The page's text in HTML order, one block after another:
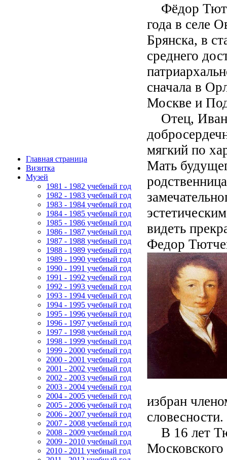
Главная страница
Визитка
Музей
1981 - 1982 учебный год
1982 - 1983 учебный год
1983 - 1984 учебный год
1984 - 1985 учебный год
1985 - 1986 учебный год
1986 - 1987 учебный год
1987 - 1988 учебный год
1988 - 1989 учебный год
1989 - 1990 учебный год
1990 - 1991 учебный год
1991 - 1992 учебный год
1992 - 1993 учебный год
1993 - 1994 учебный год
1994 - 1995 учебный год
1995 - 1996 учебный год
1996 - 1997 учебный год
1997 - 1998 учебный год
1998 - 1999 учебный год
1999 - 2000 учебный год
2000 - 2001 учебный год
2001 - 2002 учебный год
2002 - 2003 учебный год
2003 - 2004 учебный год
2004 - 2005 учебный год
2005 - 2006 учебный год
2006 - 2007 учебный год
2007 - 2008 учебный год
2008 - 2009 учебный год
2009 - 2010 учебный год
2010 - 2011 учебный год
Фёдор
года в селе
Брянска, в
среднего
сначала в
Москве и
Отец, Иван
мягкий по
Мать
видеть
Федор
избран
словесности.
В 16 лет
Московского